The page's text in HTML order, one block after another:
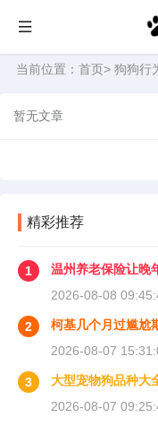
当前位置： 首页> 狗狗行
暂无文章
精彩推荐
1
温州养老保险让晚
2026-08-08
2
柯基几个月过尴尬
2026-08-07
3
大型宠物狗品种大
2026-08-07